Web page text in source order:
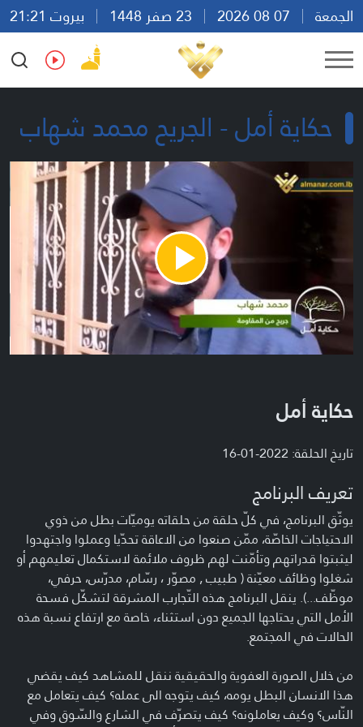
الجمعة
بيروت 21:21
Ar
En Fr Es
حكاية أمل - الجريح محمد شهاب
Play
Video
حكاية أمل
تاريخ الحلقة: 2022-01-16
تعريف البرنامج
يوثّق البرنامج، في كلّ حلقة من حلقاته يوميّات بطل من ذوي
الاحتياجات الخاصّة، ممّن صنعوا من الاعاقة تحدّيا وعملوا واجتهدوا
ليثبتوا قدراتهم وتأمّنت لهم ظروف ملائمة لاستكمال تعليمهم أو
شغلوا وظائف معيّنة ( طبيب , مصوّر ، رسّام، مدرّس، حرفي،
موظّف...). ينقل البرنامج هذه التّجارب المشرقة لتشكّل فسحة
الأمل التي يحتاجها الجميع دون استثناء، خاصة مع ارتفاع نسبة هذه
الحالات في المجتمع.
من خلال الصورة العفوية والحقيقية ننقل للمشاهد كيف يقضي
هذا الانسان البطل يومه، كيف يتوجه الى عمله؟ كيف يتعامل مع
النّاس؟ وكيف يعاملونه؟ كيف يتصرّف في الشارع والسّوق وفي